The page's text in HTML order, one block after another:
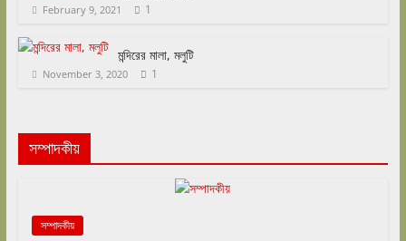
February 9, 2021 1
মন্দিরের মালা, মলুটি
November 3, 2020 1
সম্পাদকীয়
সম্পাদকীয়